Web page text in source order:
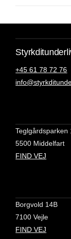
+45 61 78 72 76
Teglgårdsparken
5500 Middelfart
FIND VEJ
Borgvold 14B
7100 Vejle
FIND VEJ